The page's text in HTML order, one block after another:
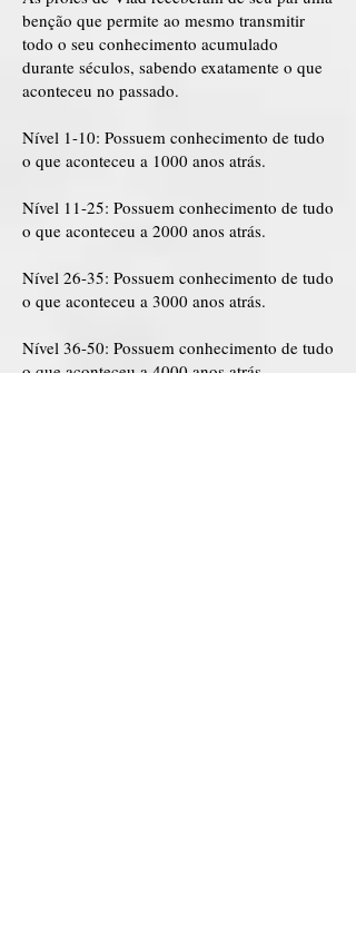
benção que permite ao mesmo transmitir
todo o seu conhecimento acumulado
durante séculos, sabendo exatamente o que
aconteceu no passado.
Nível 1-10: Possuem conhecimento de tudo
o que aconteceu a 1000 anos atrás.
Nível 11-25: Possuem conhecimento de tudo
o que aconteceu a 2000 anos atrás.
Nível 26-35: Possuem conhecimento de tudo
o que aconteceu a 3000 anos atrás.
Nível 36-50: Possuem conhecimento de tudo
o que aconteceu a 4000 anos atrás.